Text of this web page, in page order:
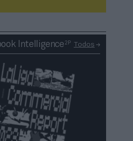
Intelligence2P Todos